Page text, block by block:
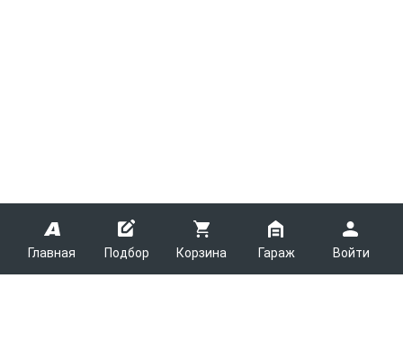
Главная Подбор Корзина Гараж Войти